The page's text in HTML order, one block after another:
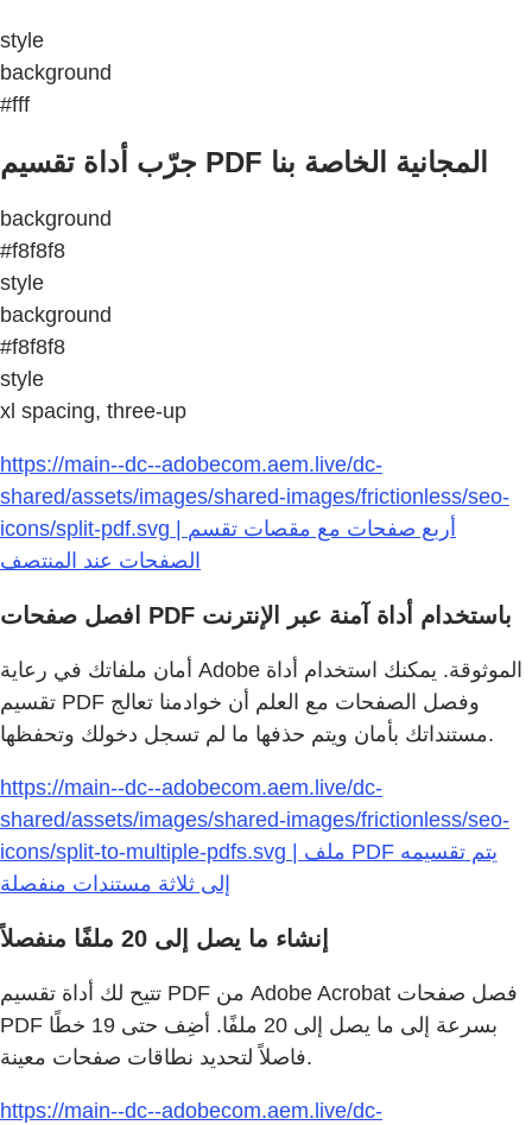
style
background
#fff
جرّب أداة تقسيم PDF المجانية الخاصة بنا
background
#f8f8f8
style
background
#f8f8f8
style
xl spacing, three-up
https://main--dc--adobecom.aem.live/dc-
shared/assets/images/shared-images/frictionless/seo-
icons/split-pdf.svg | أربع صفحات مع مقصات تقسم
الصفحات عند المنتصف
افصل صفحات PDF باستخدام أداة آمنة عبر الإنترنت
أمان ملفاتك في رعاية Adobe الموثوقة. يمكنك استخدام أداة
تقسيم PDF وفصل الصفحات مع العلم أن خوادمنا تعالج
مستنداتك بأمان ويتم حذفها ما لم تسجل دخولك وتحفظها.
https://main--dc--adobecom.aem.live/dc-
shared/assets/images/shared-images/frictionless/seo-
icons/split-to-multiple-pdfs.svg | ملف PDF يتم تقسيمه
إلى ثلاثة مستندات منفصلة
إنشاء ما يصل إلى 20 ملفًا منفصلاً
تتيح لك أداة تقسيم PDF من Adobe Acrobat فصل صفحات
PDF بسرعة إلى ما يصل إلى 20 ملفًا. أضِف حتى 19 خطًا
فاصلاً لتحديد نطاقات صفحات معينة.
https://main--dc--adobecom.aem.live/dc-